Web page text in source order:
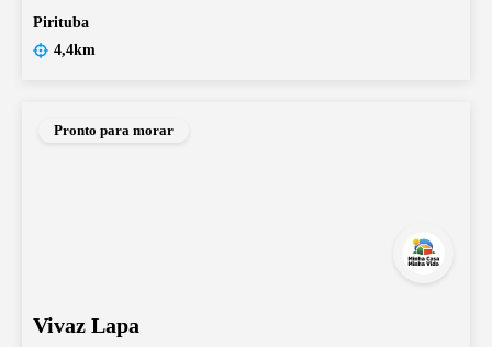
Pirituba
4,4km
Pronto para morar
Vivaz Lapa